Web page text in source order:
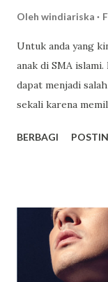
Oleh windiariska
Untuk anda yang
anak di SMA
dapat menjadi
sekali karena
sekolah anak. Dwi
yang sekolah di
untuk
akan saya
BERBAGI